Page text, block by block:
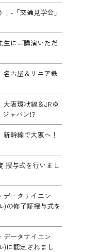
-「交通見学会」
生にご講演いただ
名古屋＆リニア鉄
大阪環状線＆JRゆ
ジャパン!?
幹線で大阪へ！
授与式を行いまし
データサイエン
)の修了証授与式を
データサイエン
)に認定されまし